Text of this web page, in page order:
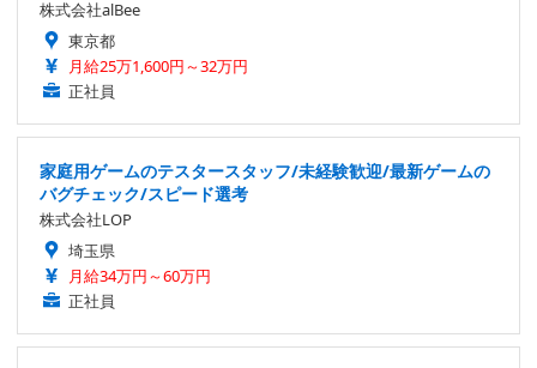
株式会社alBee
東京都
月給25万1,600円～32万円
正社員
家庭用ゲームのテスタースタッフ/未経験歓迎/最新ゲームの
バグチェック/スピード選考
株式会社LOP
埼玉県
月給34万円～60万円
正社員